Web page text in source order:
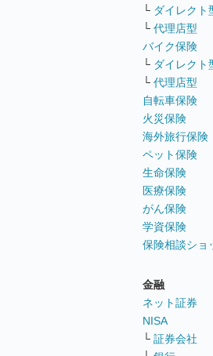
└ ダイレクト
└ 代理店型
バイク保険
└ ダイレクト
└ 代理店型
自転車保険
火災保険
海外旅行保険
ペット保険
生命保険
医療保険
がん保険
学資保険
保険相談ショ
金融
ネット証券
NISA
└ 証券会社